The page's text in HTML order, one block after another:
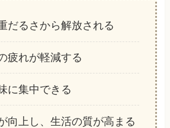
だるさから解放される
疲れが軽減する
に集中できる
向上し、生活の質が高まる